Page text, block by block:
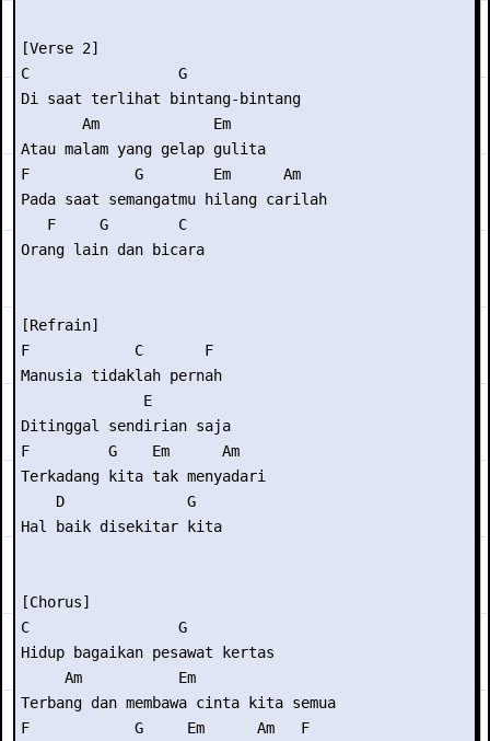
[Verse 2]
C                 G
Di saat terlihat bintang-bintang
       Am             Em
Atau malam yang gelap gulita
F            G        Em      Am
Pada saat semangatmu hilang carilah
   F     G        C
Orang lain dan bicara
[Refrain]
F            C       F
Manusia tidaklah pernah
              E
Ditinggal sendirian saja
F         G    Em      Am
Terkadang kita tak menyadari
    D              G
Hal baik disekitar kita
[Chorus]
C                 G
Hidup bagaikan pesawat kertas
     Am           Em
Terbang dan membawa cinta kita semua
F            G     Em      Am   F